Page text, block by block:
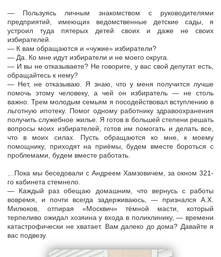
— Пользуясь личным знакомством с руководителями
предприятий, имеющих ведомственные детские сады, я
устроил туда пятерых детей своих и даже не своих
избирателей.
— К вам обращаются и «чужие» избиратели?
— Да. Ко мне идут избиратели и не моего округа.
— И вы не отказываете? Не говорите, у вас свой депутат есть,
обращайтесь к нему?
— Нет, не отказываю. Я знаю, что у меня получится лучше
помочь этому человеку, а чей он избиратель — не столь
важно. Трем молодым семьям я посодействовал вступлению в
льготную ипотеку. Помог одному работнику здравоохранения
получить служебное жилье. Я готов в большей степени решать
вопросы моих избирателей, готов им помогать и делать все,
что в моих силах. Пусть обращаются ко мне, к моему
помощнику, приходят на приёмы, будем вместе бороться с
проблемами, будем вместе работать.
…Пока мы беседовали с Андреем Хамзовичем, за окном 321-
го кабинета стемнело.
— Каждый раз обещаю домашним, что вернусь с работы
вовремя, и почти всегда задерживаюсь, — признался А.Х.
Милюков, отпирая «Москвич» тёмной масти, который
терпеливо ожидал хозяина у входа в поликлинику, — времени
катастрофически не хватает. Вам далеко до дома? Давайте я
вас подвезу.